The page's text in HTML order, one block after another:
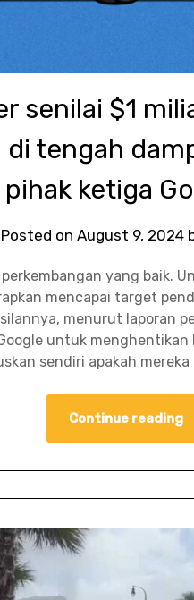
senilai $1
tengah
pihak ketiga
Posted on August 9, 2024
yang baik.
mencapai target
menurut laporan
untuk
sendiri apakah
Continue reading